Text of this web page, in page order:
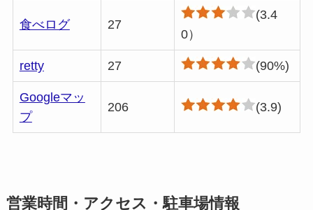
食べログ 27
(3.4
0）
retty 27 (90%)
Googleマッ
プ
206 (3.9)
営業時間・アクセス・駐車場情報